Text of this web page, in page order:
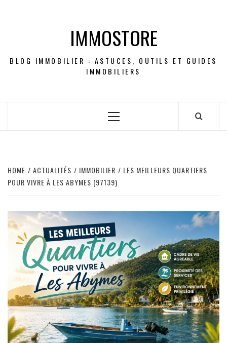
IMMOSTORE
BLOG IMMOBILIER : ASTUCES, OUTILS ET GUIDES
IMMOBILIERS
Primary
HOME ACTUALITÉS IMMOBILIER
LES MEILLEURS QUARTIERS
POUR VIVRE À LES ABYMES (97139)